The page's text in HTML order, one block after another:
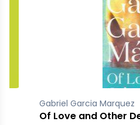
Gabriel Garcia Marquez
Of Love and Other Demons